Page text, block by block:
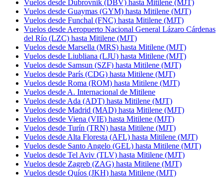
Vuelos desde Dubrovnik (DBV) hasta Mitilene (MJT)
Vuelos desde Guaymas (GYM) hasta Mitilene (MJT)
Vuelos desde Funchal (FNC) hasta Mitilene (MJT)
Vuelos desde Aeropuerto Nacional General Lázaro Cárdenas
del Río (LZC) hasta Mitilene (MJT)
Vuelos desde Marsella (MRS) hasta Mitilene (MJT)
Vuelos desde Liubliana (LJU) hasta Mitilene (MJT)
Vuelos desde Samsun (SZF) hasta Mitilene (MJT)
Vuelos desde París (CDG) hasta Mitilene (MJT)
Vuelos desde Roma (ROM) hasta Mitilene (MJT)
Vuelos desde A. Internacional de Mitilene
Vuelos desde Ada (ADT) hasta Mitilene (MJT)
Vuelos desde Madrid (MAD) hasta Mitilene (MJT)
Vuelos desde Viena (VIE) hasta Mitilene (MJT)
Vuelos desde Turín (TRN) hasta Mitilene (MJT)
Vuelos desde Alta Floresta (AFL) hasta Mitilene (MJT)
Vuelos desde Santo Angelo (GEL) hasta Mitilene (MJT)
Vuelos desde Tel Aviv (TLV) hasta Mitilene (MJT)
Vuelos desde Zagreb (ZAG) hasta Mitilene (MJT)
Vuelos desde Quíos (JKH) hasta Mitilene (MJT)